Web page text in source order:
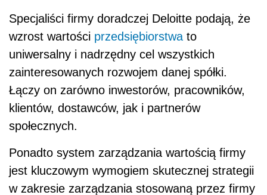
Specjaliści firmy doradczej Deloitte podają, że
wzrost wartości przedsiębiorstwa to
uniwersalny i nadrzędny cel wszystkich
zainteresowanych rozwojem danej spółki.
Łączy on zarówno inwestorów, pracowników,
klientów, dostawców, jak i partnerów
społecznych.
Ponadto system zarządzania wartością firmy
jest kluczowym wymogiem skutecznej strategii
w zakresie zarządzania stosowaną przez firmy